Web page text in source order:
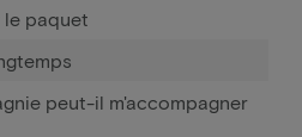
le paquet
peut-il m'accompagner